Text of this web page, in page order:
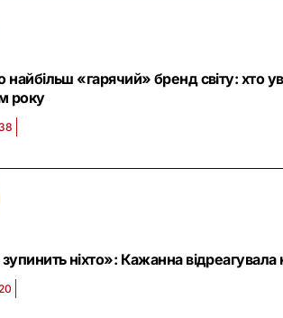
найбільш «гарячий» бренд світу: хто
року
ніхто»: Кажанна відреагувала